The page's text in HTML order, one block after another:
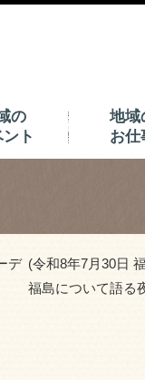
の
ト
地域
お仕
デ (令和8年7月30日
福島について語る